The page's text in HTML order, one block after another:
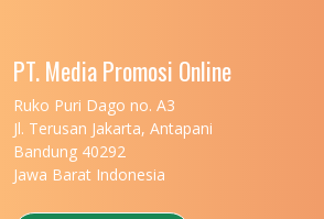
PT. Media Promosi Online
Ruko Puri Dago no. A3
Jl. Terusan Jakarta, Antapani
Bandung 40292
Jawa Barat Indonesia